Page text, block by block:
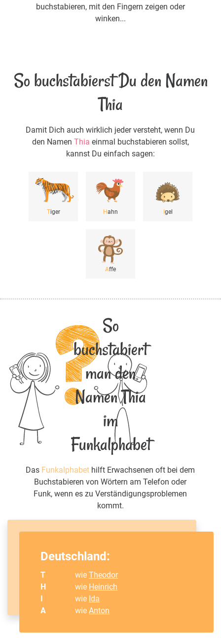
buchstabieren, mit den Fingern zeigen oder
winken...
So buchstabierst Du den Namen
Thia
Damit Dich auch wirklich jeder versteht, wenn Du
den Namen Thia einmal buchstabieren sollst,
kannst Du einfach sagen:
Tiger Hahn gel
Affe
So
buchstabiert
man den
Namen Thia
im
Funkalphabet
Das Funkalphabet hilft Erwachsenen oft bei dem
Buchstabieren von Wörtern am Telefon oder
Funk, wenn es zu Verständigungsproblemen
kommt.
Deutschland:
T wieTheodor
H
wie Heinrich
I
wie Ida
A
wieAnton